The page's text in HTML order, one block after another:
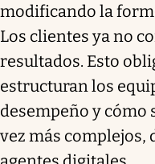
modificando la
Los clientes ya no
resultados. Esto
estructuran los
desempeño y cómo
vez más complejos,